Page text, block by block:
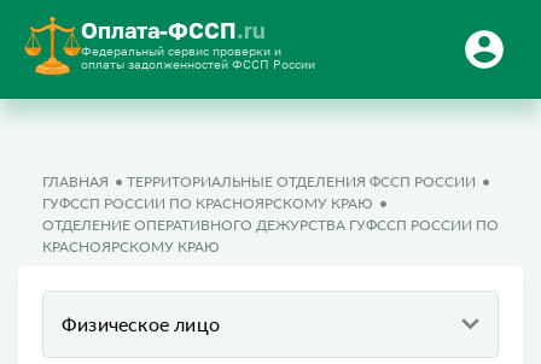
Оплата-ФССП.ru
Федеральный сервис проверки и
оплаты задолженностей ФССП России
ГЛАВНАЯ
ТЕРРИТОРИАЛЬНЫЕ ОТДЕЛЕНИЯ ФССП РОССИИ
ГУФССП РОССИИ ПО КРАСНОЯРСКОМУ КРАЮ
ОТДЕЛЕНИЕ ОПЕРАТИВНОГО ДЕЖУРСТВА ГУФССП РОССИИ ПО
КРАСНОЯРСКОМУ КРАЮ
Физическое лицо